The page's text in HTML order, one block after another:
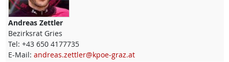
Andreas Zettler
Bezirksrat Gries
Tel: +43 650 4177735
E-Mail: andreas.zettler@kpoe-graz.at